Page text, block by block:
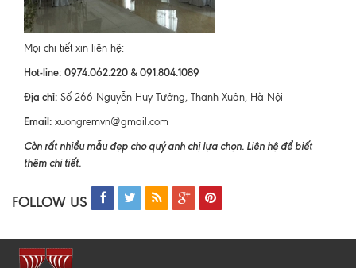
Mọi chi tiết xin liên hệ:
Hot-line: 0974.062.220 &091.804.1089
Địa chỉ: Số 266 Nguyễn Huy Tưởng, Thanh Xuân, Hà Nội
Email: xuongremvn@gmail.com
Còn rất nhiều mẫu đẹp cho quý anh chị lựa chọn. Liên hệ để biết
thêm chi tiết.
FOLLOW US